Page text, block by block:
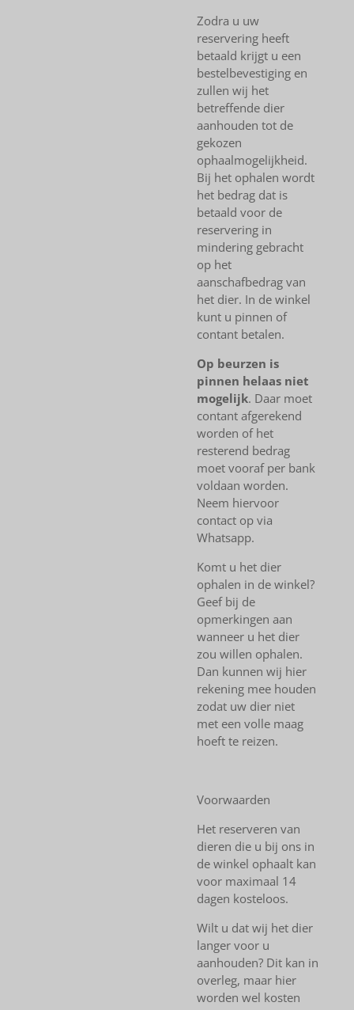
Zodra u uw
reservering heeft
betaald krijgt u een
bestelbevestiging en
zullen wij het
betreffende dier
aanhouden tot de
gekozen
ophaalmogelijkheid.
Bij het ophalen wordt
het bedrag dat is
betaald voor de
reservering in
mindering gebracht
op het
aanschafbedrag van
het dier. In de winkel
kunt u pinnen of
contant betalen.
Op beurzen is
pinnen helaas niet
mogelijk. Daar moet
contant afgerekend
worden of het
resterend bedrag
moet vooraf per bank
voldaan worden.
Neem hiervoor
contact op via
Whatsapp.
Komt u het dier
ophalen in de winkel?
Geef bij de
opmerkingen aan
wanneer u het dier
zou willen ophalen.
Dan kunnen wij hier
rekening mee houden
zodat uw dier niet
met een volle maag
hoeft te reizen.
Voorwaarden
Het reserveren van
dieren die u bij ons in
de winkel ophaalt kan
voor maximaal 14
dagen kosteloos.
Wilt u dat wij het dier
langer voor u
aanhouden? Dit kan in
overleg, maar hier
worden wel kosten